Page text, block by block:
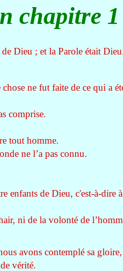
chapitre 1
Dieu ; et la Parole était
ne fut faite de ce qui a
comprise.
tout homme.
ne l’a pas connu.
enfants de Dieu, c'est-à-dire
ni de la volonté de
avons contemplé sa
vérité.